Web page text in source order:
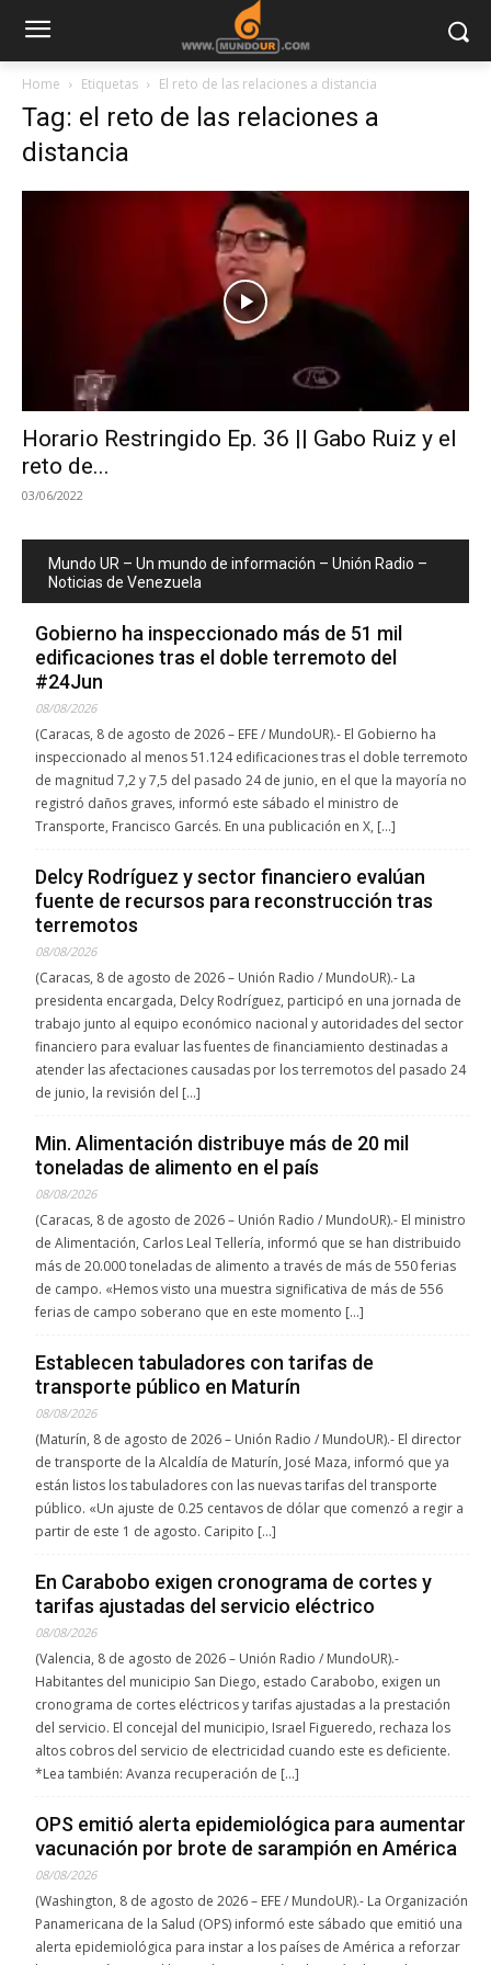
Home Etiquetas El reto de las relaciones a distancia
Tag: el reto de las relaciones a
distancia
Horario Restringido Ep. 36 || Gabo Ruiz y el
reto de...
03/06/2022
Mundo UR – Un mundo de información – Unión Radio –
Noticias de Venezuela
Gobierno ha inspeccionado más de 51 mil
edificaciones tras el doble terremoto del
#24Jun
08/08/2026
(Caracas, 8 de agosto de 2026 – EFE / MundoUR).- El Gobierno ha
inspeccionado al menos 51.124 edificaciones tras el doble terremoto
de magnitud 7,2 y 7,5 del pasado 24 de junio, en el que la mayoría no
registró daños graves, informó este sábado el ministro de
Transporte, Francisco Garcés. En una publicación en X, […]
Delcy Rodríguez y sector financiero evalúan
fuente de recursos para reconstrucción tras
terremotos
08/08/2026
(Caracas, 8 de agosto de 2026 – Unión Radio / MundoUR).- La
presidenta encargada, Delcy Rodríguez, participó en una jornada de
trabajo junto al equipo económico nacional y autoridades del sector
financiero para evaluar las fuentes de financiamiento destinadas a
atender las afectaciones causadas por los terremotos del pasado 24
de junio, la revisión del […]
Min. Alimentación distribuye más de 20 mil
toneladas de alimento en el país
08/08/2026
(Caracas, 8 de agosto de 2026 – Unión Radio / MundoUR).- El ministro
de Alimentación, Carlos Leal Tellería, informó que se han distribuido
más de 20.000 toneladas de alimento a través de más de 550 ferias
de campo. «Hemos visto una muestra significativa de más de 556
ferias de campo soberano que en este momento […]
Establecen tabuladores con tarifas de
transporte público en Maturín
08/08/2026
(Maturín, 8 de agosto de 2026 – Unión Radio / MundoUR).- El director
de transporte de la Alcaldía de Maturín, José Maza, informó que ya
están listos los tabuladores con las nuevas tarifas del transporte
público. «Un ajuste de 0.25 centavos de dólar que comenzó a regir a
partir de este 1 de agosto. Caripito […]
En Carabobo exigen cronograma de cortes y
tarifas ajustadas del servicio eléctrico
08/08/2026
(Valencia, 8 de agosto de 2026 – Unión Radio / MundoUR).-
Habitantes del municipio San Diego, estado Carabobo, exigen un
cronograma de cortes eléctricos y tarifas ajustadas a la prestación
del servicio. El concejal del municipio, Israel Figueredo, rechaza los
altos cobros del servicio de electricidad cuando este es deficiente.
*Lea también: Avanza recuperación de […]
OPS emitió alerta epidemiológica para aumentar
vacunación por brote de sarampión en América
08/08/2026
(Washington, 8 de agosto de 2026 – EFE / MundoUR).- La Organización
Panamericana de la Salud (OPS) informó este sábado que emitió una
alerta epidemiológica para instar a los países de América a reforzar